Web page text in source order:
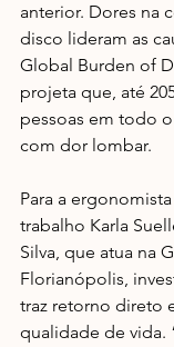
anterior. Dores na
disco lideram as
Global Burden of
projeta que, até
pessoas em todo
com dor lombar.
Para a
trabalho Karla
Silva, que atua na
Florianópolis,
traz retorno direto
qualidade de vida.​